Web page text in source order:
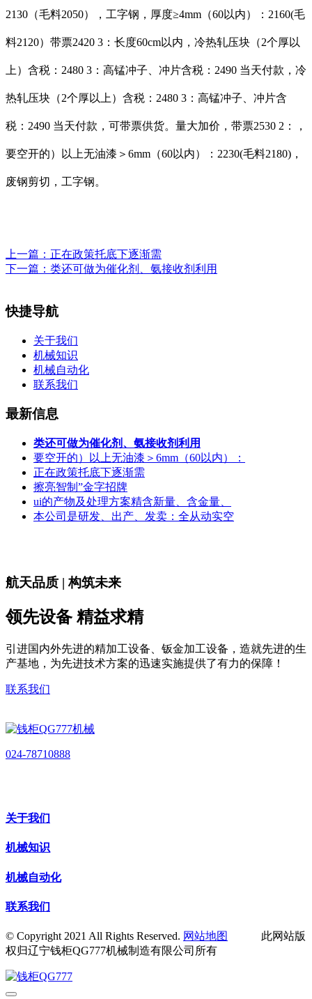
2130（毛料2050），工字钢，厚度≥4mm（60以内）：2160(毛
料2120）带票2420 3：长度60cm以内，冷热轧压块（2个厚以
上）含税：2480 3：高锰冲子、冲片含税：2490 当天付款，冷
热轧压块（2个厚以上）含税：2480 3：高锰冲子、冲片含
税：2490 当天付款，可带票供货。量大加价，带票2530 2：，
要空开的）以上无油漆＞6mm（60以内）：2230(毛料2180)，
废钢剪切，工字钢。
上一篇： 正在政策托底下逐渐需
下一篇： 类还可做为催化剂、氨接收剂利用
快捷导航
关于我们
机械知识
机械自动化
联系我们
最新信息
类还可做为催化剂、氨接收剂利用
要空开的）以上无油漆＞6mm（60以内）：
正在政策托底下逐渐需
擦亮智制”金字招牌
ui的产物及处理方案精含新量、含金量、
本公司是研发、出产、发卖：全从动实空
航天品质 | 构筑未来
领先设备 精益求精
引进国内外先进的精加工设备、钣金加工设备，造就先进的生
产基地，为先进技术方案的迅速实施提供了有力的保障！
联系我们
024-78710888
关于我们
机械知识
机械自动化
联系我们
© Copyright 2021 All Rights Reserved. 网站地图
此网站版
权归辽宁钱柜QG777机械制造有限公司所有